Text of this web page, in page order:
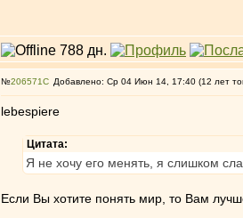
№206571 Добавлено: Ср 04 Июн 14, 17:40 (12 лет
lebespiere
Цитата:
Я не хочу его менять, я слишком
Если Вы хотите понять мир, то Вам